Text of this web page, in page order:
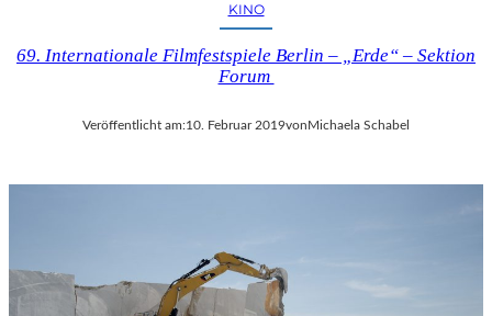
KINO
69. Internationale Filmfestspiele Berlin – „Erde“ – Sektion
Forum
Veröffentlicht am:10. Februar 2019vonMichaela Schabel